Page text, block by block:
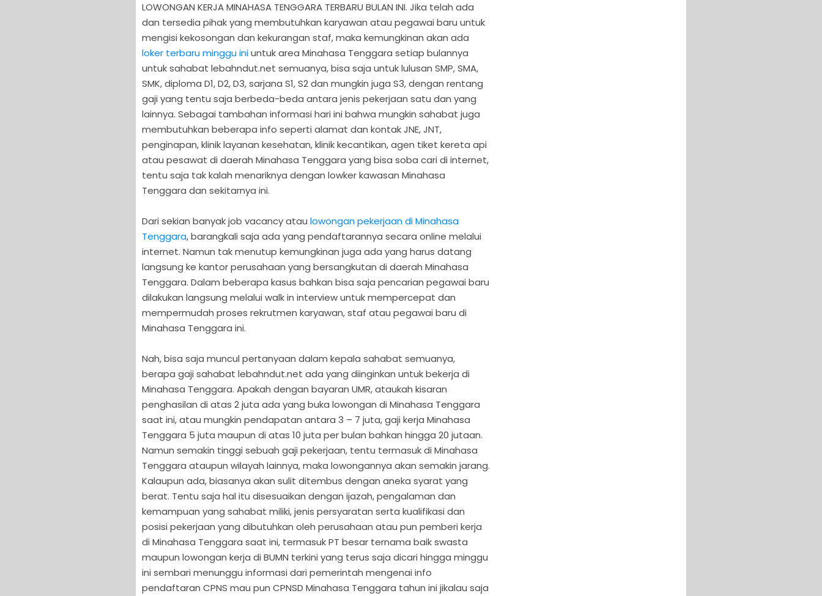
LOWONGAN KERJA MINAHASA TENGGARA TERBARU BULAN INI. Jika telah ada
dan tersedia pihak yang membutuhkan karyawan atau pegawai baru untuk
mengisi kekosongan dan kekurangan staf, maka kemungkinan akan ada
loker terbaru minggu iniuntuk area Minahasa Tenggara setiap bulannya
untuk sahabat lebahndut.net semuanya, bisa saja untuk lulusan SMP, SMA,
SMK, diploma D1, D2, D3, sarjana S1, S2 dan mungkin juga S3, dengan rentang
gaji yang tentu saja berbeda-beda antara jenis pekerjaan satu dan yang
lainnya. Sebagai tambahan informasi hari ini bahwa mungkin sahabat juga
membutuhkan beberapa info seperti alamat dan kontak JNE, JNT,
penginapan, klinik layanan kesehatan, klinik kecantikan, agen tiket kereta api
atau pesawat di daerah Minahasa Tenggara yang bisa soba cari di internet,
tentu saja tak kalah menariknya dengan lowker kawasan Minahasa
Tenggara dan sekitarnya ini.
Dari sekian banyak job vacancy atau lowongan pekerjaan di Minahasa
Tenggara, barangkali saja ada yang pendaftarannya secara online melalui
internet. Namun tak menutup kemungkinan juga ada yang harus datang
langsung ke kantor perusahaan yang bersangkutan di daerah Minahasa
Tenggara. Dalam beberapa kasus bahkan bisa saja pencarian pegawai baru
dilakukan langsung melalui walk in interview untuk mempercepat dan
mempermudah proses rekrutmen karyawan, staf atau pegawai baru di
Minahasa Tenggara ini.
Nah, bisa saja muncul pertanyaan dalam kepala sahabat semuanya,
berapa gaji sahabat lebahndut.net ada yang diinginkan untuk bekerja di
Minahasa Tenggara. Apakah dengan bayaran UMR, ataukah kisaran
penghasilan di atas 2 juta ada yang buka lowongan di Minahasa Tenggara
saat ini, atau mungkin pendapatan antara 3 – 7 juta, gaji kerja Minahasa
Tenggara 5 juta maupun di atas 10 juta per bulan bahkan hingga 20 jutaan.
Namun semakin tinggi sebuah gaji pekerjaan, tentu termasuk di Minahasa
Tenggara ataupun wilayah lainnya, maka lowongannya akan semakin jarang.
Kalaupun ada, biasanya akan sulit ditembus dengan aneka syarat yang
berat. Tentu saja hal itu disesuaikan dengan ijazah, pengalaman dan
kemampuan yang sahabat miliki, jenis persyaratan serta kualifikasi dan
posisi pekerjaan yang dibutuhkan oleh perusahaan atau pun pemberi kerja
di Minahasa Tenggara saat ini, termasuk PT besar ternama baik swasta
maupun lowongan kerja di BUMN terkini yang terus saja dicari hingga minggu
ini sembari menunggu informasi dari pemerintah mengenai info
pendaftaran CPNS mau pun CPNSD Minahasa Tenggara tahun ini jikalau saja